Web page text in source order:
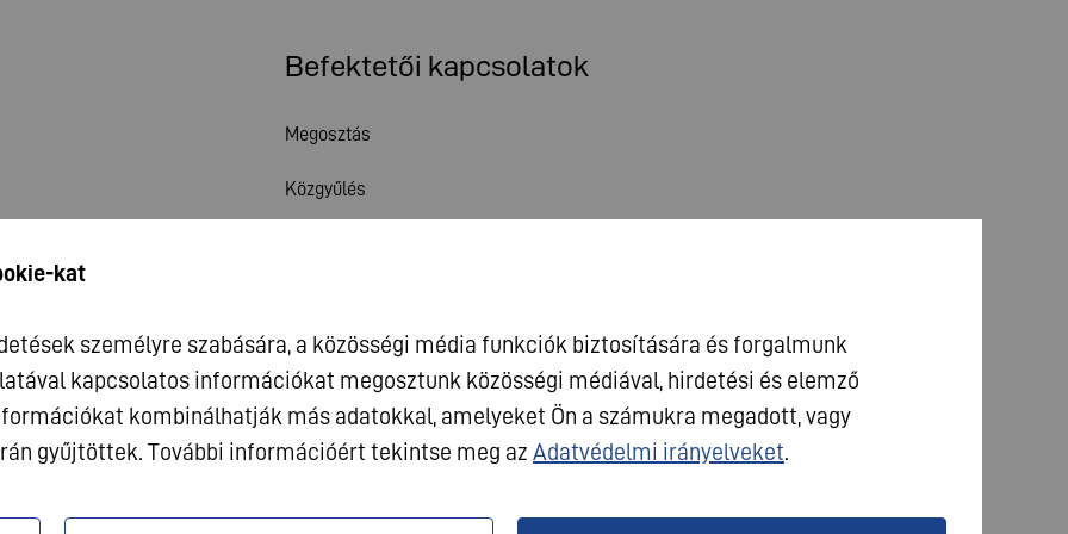
Befektetői kapcsolatok
Megosztás
Közgyűlés
Befektetői kapcsolat
Vállalatirányítás
Adatvédelem
kat
személyre szabására, a közösségi média funkciók biztosítására és forgalmunk
kapcsolatos információkat megosztunk közösségi médiával, hirdetési és elemző
kombinálhatják más adatokkal, amelyeket Ön a számukra megadott, vagy
gyűjtöttek. További információért tekintse meg az Adatvédelmi irányelveket.